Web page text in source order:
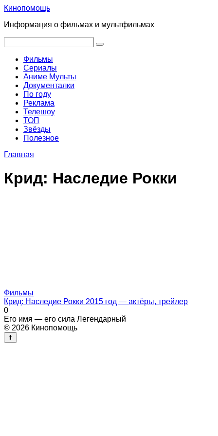
Перейти
контенту
Кинопомощь
Информация о фильмах и мультфильмах
Фильмы
Сериалы
Аниме Мульты
Документалки
По году
Реклама
Телешоу
ТОП
Звёзды
Полезное
Главная
Крид: Наследие Рокки
Фильмы
Крид: Наследие Рокки 2015 год — актёры, трейлер
0
Его имя — его сила Легендарный
© 2026 Кинопомощь